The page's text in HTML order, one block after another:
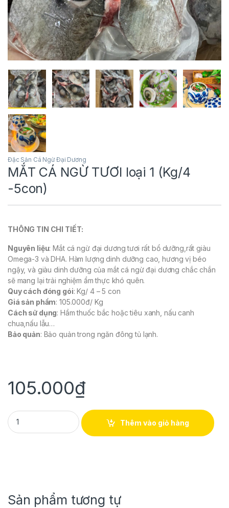
Đặc Sản Cá Ngừ Đại Dương
MẮT CÁ NGỪ TƯƠI loại 1 (Kg/4
-5con)
THÔNG TIN CHI TIẾT:
Nguyên liệu: Mắt cá ngừ đại dương tươi rất bổ dưỡng,rất giàu
Omega-3 và DHA. Hàm lượng dinh dưỡng cao, hương vị béo
ngậy, và giàu dinh dưỡng của mắt cá ngừ đại dương chắc chắn
sẽ mang lại trải nghiệm ẩm thực khó quên.
Quy cách đóng gói: Kg/ 4 – 5 con
Giá sản phẩm: 105.000đ/ Kg
Cách sử dụng: Hầm thuốc bắc hoặc tiêu xanh, nấu canh
chua,nấu lẫu…
Bảo quản: Bảo quản trong ngăn đông tủ lạnh.
105.000₫
MẮT CÁ NGỪ TƯƠI loại 1 (Kg/4 -5con) quantity
Thêm vào giỏ hàng
Sản phẩm tương tự